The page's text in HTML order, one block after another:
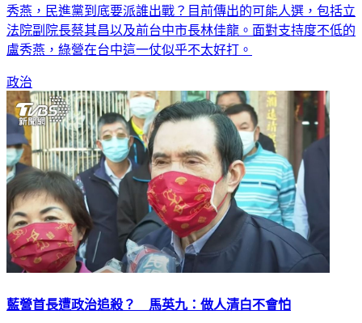
秀燕，民進黨到底要派誰出戰？目前傳出的可能人選，包括立
法院副院長蔡其昌以及前台中市長林佳龍。面對支持度不低的
盧秀燕，綠營在台中這一仗似乎不太好打。
政治
藍營首長遭政治追殺？ 馬英九：做人清白不會怕